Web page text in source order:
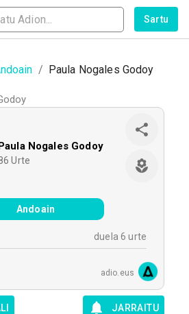
Sartu
/ Paula Nogales Godoy
Nogales Godoy
Urte
Andoain
duela 6 urte
adio.eus
JARRAITU